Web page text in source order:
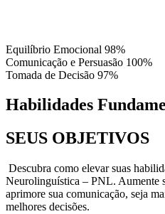
Equilíbrio Emocional 98%
Comunicação e Persuasão 100%
Tomada de Decisão 97%
Habilidades
SEUS OBJETIVOS
Descubra como elevar suas
Neurolinguística – PNL. Aumente
aprimore sua comunicação, seja
melhores decisões.